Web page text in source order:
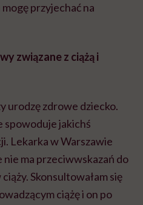
przyjechać na
związane z ciążą i
urodzę zdrowe dziecko.
spowoduje jakichś
Lekarka w Warszawie
nie ma przeciwwskazań do
Skonsultowałam się
ciążę i on po